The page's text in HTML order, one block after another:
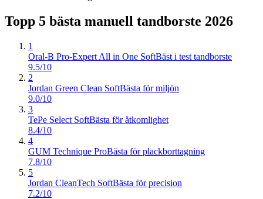
Topp 5 bästa manuell tandborste 2026
1
Oral-B Pro-Expert All in One SoftBäst i test tandborste
9.5/10
2
Jordan Green Clean SoftBästa för miljön
9.0/10
3
TePe Select SoftBästa för åtkomlighet
8.4/10
4
GUM Technique ProBästa för plackborttagning
7.8/10
5
Jordan CleanTech SoftBästa för precision
7.2/10